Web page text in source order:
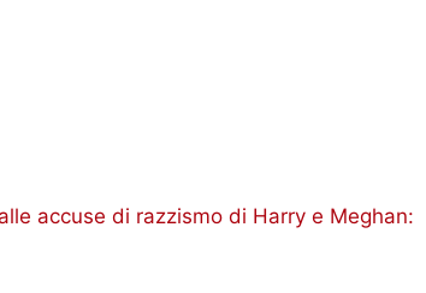
accuse di razzismo di Harry e Meghan: